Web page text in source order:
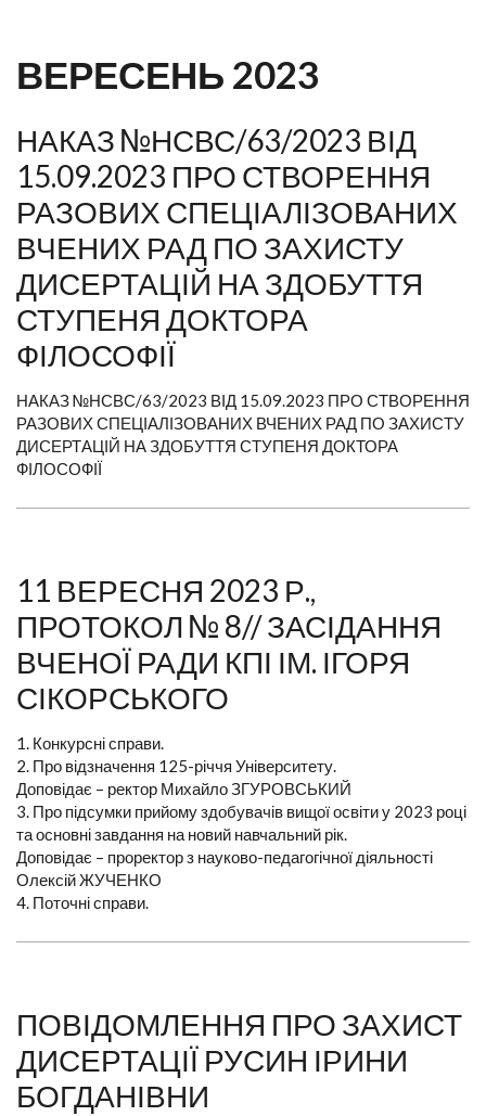
ВЕРЕСЕНЬ 2023
НАКАЗ №НСВС/63/2023 ВІД
15.09.2023 ПРО СТВОРЕННЯ
РАЗОВИХ СПЕЦІАЛІЗОВАНИХ
ВЧЕНИХ РАД ПО ЗАХИСТУ
ДИСЕРТАЦІЙ НА ЗДОБУТТЯ
СТУПЕНЯ ДОКТОРА
ФІЛОСОФІЇ
НАКАЗ №НСВС/63/2023 ВІД 15.09.2023 ПРО СТВОРЕННЯ
РАЗОВИХ СПЕЦІАЛІЗОВАНИХ ВЧЕНИХ РАД ПО ЗАХИСТУ
ДИСЕРТАЦІЙ НА ЗДОБУТТЯ СТУПЕНЯ ДОКТОРА
ФІЛОСОФІЇ
11 ВЕРЕСНЯ 2023 Р.,
ПРОТОКОЛ № 8// ЗАСІДАННЯ
ВЧЕНОЇ РАДИ КПІ ІМ. ІГОРЯ
СІКОРСЬКОГО
1. Конкурсні справи.
2. Про відзначення 125-річчя Університету.
Доповідає – ректор Михайло ЗГУРОВСЬКИЙ
3. Про підсумки прийому здобувачів вищої освіти у 2023 році
та основні завдання на новий навчальний рік.
Доповідає – проректор з науково-педагогічної діяльності
Олексій ЖУЧЕНКО
4. Поточні справи.
ПОВІДОМЛЕННЯ ПРО ЗАХИСТ
ДИСЕРТАЦІЇ РУСИН ІРИНИ
БОГДАНІВНИ